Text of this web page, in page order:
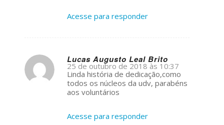
Acesse para responder
Lucas Augusto Leal Brito
s
ays:
25 de outubro de 2018 às 10:37
Linda história de dedicação,como
todos os núcleos da udv, parabéns
aos voluntários
Acesse para responder